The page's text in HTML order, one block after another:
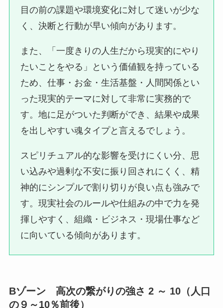
目の前の課題や環境変化に対して迷いが少な
く、決断と行動が早い傾向があります。
また、「一度きりの人生だから現実的にやり
たいことをやる」という価値観を持っている
ため、仕事・お金・生活基盤・人間関係とい
った現実的テーマに対して非常に実務的で
す。地に足がついた判断ができ、結果や成果
を出しやすい魂タイプと言えるでしょう。
スピリチュアル的な影響を受けにくい分、思
い込みや過剰な不安に振り回されにくく、精
神的にシンプルで割り切りが良い点も強みで
す。現実社会のルールや仕組みの中で力を発
揮しやすく、組織・ビジネス・現場仕事など
に向いている傾向があります。
Bゾーン 高次の繋がりの強さ 2 ～ 10（人口
の９～10％前後）